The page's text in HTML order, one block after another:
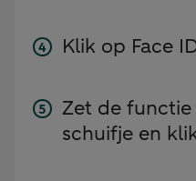
Klik op Face
Zet de
schuifje en